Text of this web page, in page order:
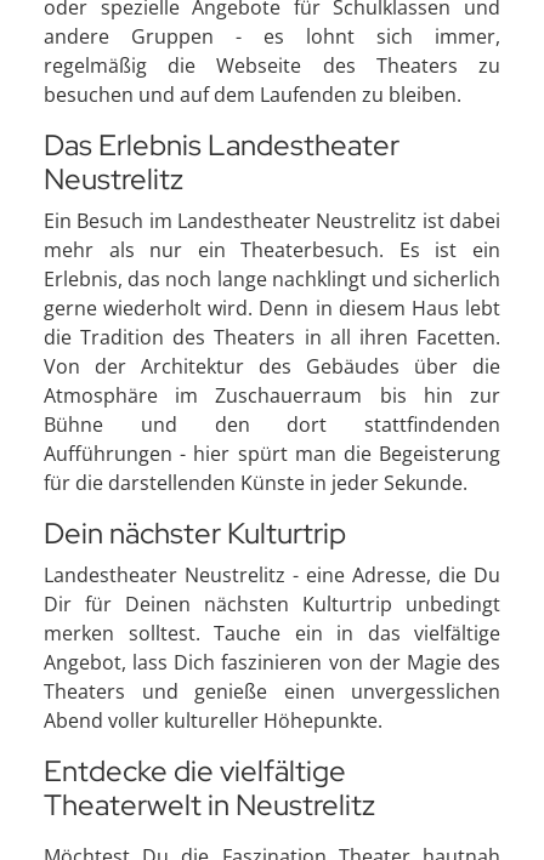
oder spezielle Angebote für Schulklassen und
andere Gruppen - es lohnt sich immer,
regelmäßig die Webseite des Theaters zu
besuchen und auf dem Laufenden zu bleiben.
Das Erlebnis Landestheater
Neustrelitz
Ein Besuch im Landestheater Neustrelitz ist dabei
mehr als nur ein Theaterbesuch. Es ist ein
Erlebnis, das noch lange nachklingt und sicherlich
gerne wiederholt wird. Denn in diesem Haus lebt
die Tradition des Theaters in all ihren Facetten.
Von der Architektur des Gebäudes über die
Atmosphäre im Zuschauerraum bis hin zur
Bühne und den dort stattfindenden
Aufführungen - hier spürt man die Begeisterung
für die darstellenden Künste in jeder Sekunde.
Dein nächster Kulturtrip
Landestheater Neustrelitz - eine Adresse, die Du
Dir für Deinen nächsten Kulturtrip unbedingt
merken solltest. Tauche ein in das vielfältige
Angebot, lass Dich faszinieren von der Magie des
Theaters und genieße einen unvergesslichen
Abend voller kultureller Höhepunkte.
Entdecke die vielfältige
Theaterwelt in Neustrelitz